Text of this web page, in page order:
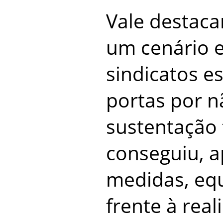
Vale
um cenário
sindicatos
portas por
sustentação
conseguiu,
medidas,
frente à